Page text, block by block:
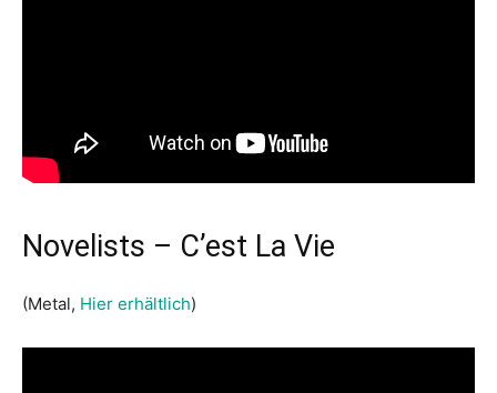
Novelists – C’est La Vie
(Metal, Hier erhältlich)